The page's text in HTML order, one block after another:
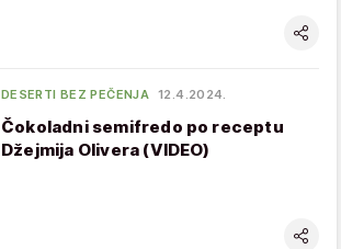
DESERTI BEZ PEČENJA 12.4.2024.
Čokoladni semifredo po receptu
Džejmija Olivera (VIDEO)